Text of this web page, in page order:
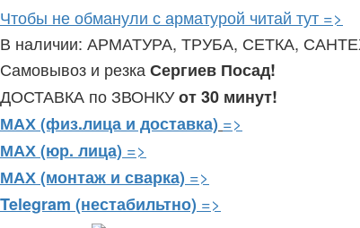
Чтобы не обманули с арматурой читай тут =>
В наличии: АРМАТУРА, ТРУБА, СЕТКА,
Самовывоз и резка Сергиев Посад!
ДОСТАВКА по ЗВОНКУот 30 минут!
МАХ (физ.лица и доставка) =>
МАХ (юр. лица) =>
МАХ (монтаж и сварка) =>
Telegram (нестабильтно) =>